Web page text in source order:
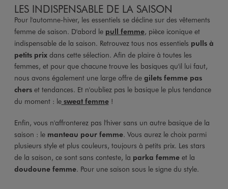
LES INDISPENSABLE DE LA SAISON
Pour l'automne-hiver, les essentiels se décline sur des vêtements
femme de saison. D'abord le pull femme, pièce iconique et
indispensable de la saison. Retrouvez tous nos essentiels pulls à
petits prixdans cette sélection. Afin de plaire à toutes les
femmes, et pour que chacune trouve les basiques qu'il lui faut,
nous avons également une large offre de gilets femme pas
chers et tendances. Et n'oubliez pas le basique le plus tendance
du moment : lesweat femme!
Enfin, vous n'affronterez pas l'hiver sans un autre basique de la
saison : le manteau pour femme. Vous aurez le choix parmi
plusieurs style et plus couleurs, toujours à petits prix. Les stars
de la saison, ce sont sans conteste, la parka femme et la
doudoune femme. Pour une saison sous le signe du style.